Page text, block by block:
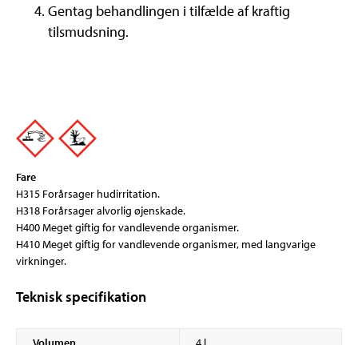
Gentag behandlingen i tilfælde af kraftig
tilsmudsning.
Fare
H315 Forårsager hudirritation.
H318 Forårsager alvorlig øjenskade.
H400 Meget giftig for vandlevende organismer.
H410 Meget giftig for vandlevende organismer, med langvarige
virkninger.
Teknisk specifikation